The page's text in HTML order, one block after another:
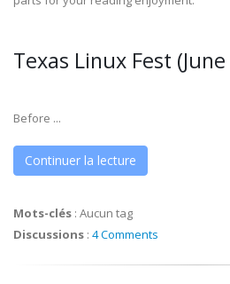
Texas Linux Fest
Before ...
Continuer la lecture
Mots-clés : Aucun tag
Discussions : 4 Comments